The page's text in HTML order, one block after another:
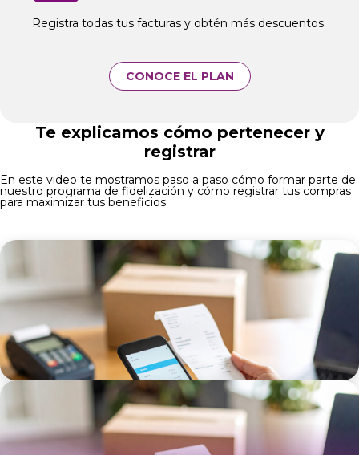
Registra todas tus facturas y obtén más descuentos.
CONOCE EL PLAN
Te explicamos cómo pertenecer y
registrar
En este video te mostramos paso a paso cómo formar parte de
nuestro programa de fidelización y cómo registrar tus compras
para maximizar tus beneficios.